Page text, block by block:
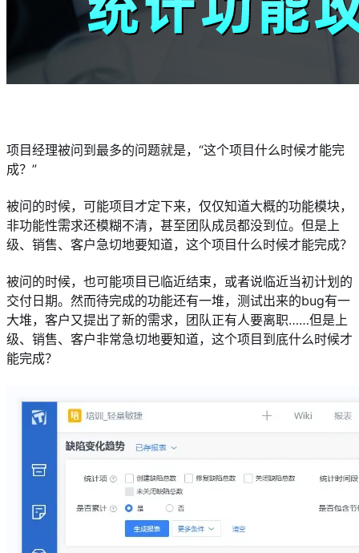
项目经理被问到最多的问题就是，“这个项目什么时候才能完
成？”
被问的时候，可能项目才定下来，仅仅知道大概的功能模块，
非功能性需求还模糊不清，甚至团队成员都没到位。但是上
级、销售、客户急切地要知道，这个项目什么时候才能完成？
被问的时候，也可能项目已临近结束，或者说临近当初计划的
交付日期。然而待完成的功能还有一堆，测试出来的bug有一
大堆，客户又提出了新的需求，团队正有人要离职……但是上
级、销售、客户非常急切地要知道，这个项目到底什么时候才
能完成？